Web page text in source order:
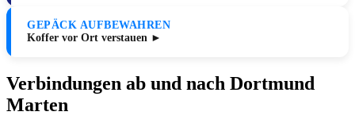
GEPÄCK AUFBEWAHREN
Koffer vor Ort verstauen ►
Verbindungen ab und nach Dortmund
Marten